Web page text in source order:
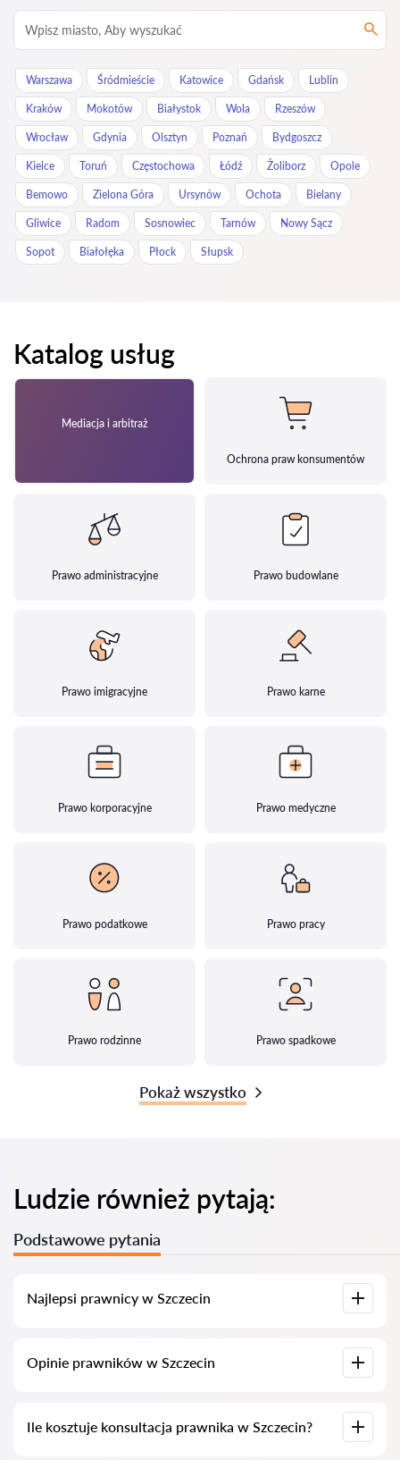
Warszawa Śródmieście Katowice Gdańsk Lublin
Kraków Mokotów Białystok Wola Rzeszów
Wrocław Gdynia Olsztyn Poznań Bydgoszcz
Kielce Toruń Częstochowa Łódź Żoliborz Opole
Bemowo Zielona Góra Ursynów Ochota Bielany
Gliwice Radom Sosnowiec Tarnów Nowy Sącz
Sopot Białołęka Płock Słupsk
Katalog usług
Mediacja i arbitraż
Ochrona praw konsumentów
Prawo administracyjne Prawo budowlane
Prawo imigracyjne Prawo karne
Prawo korporacyjne Prawo medyczne
Prawo podatkowe Prawo pracy
Prawo rodzinne Prawo spadkowe
Pokaż wszystko
Ludzie również pytają:
Podstawowe pytania
Najlepsi prawnicy w Szczecin
pełnymi informacjami. Ceny, opinie, numery telefonów i
adresy.
Opinie prawników w Szczecin
prawnikach, nie usuwamy negatywnych recenzji i nie ma
możliwości manipulacji nimi.
Ile kosztuje konsultacja prawnika w Szczecin?